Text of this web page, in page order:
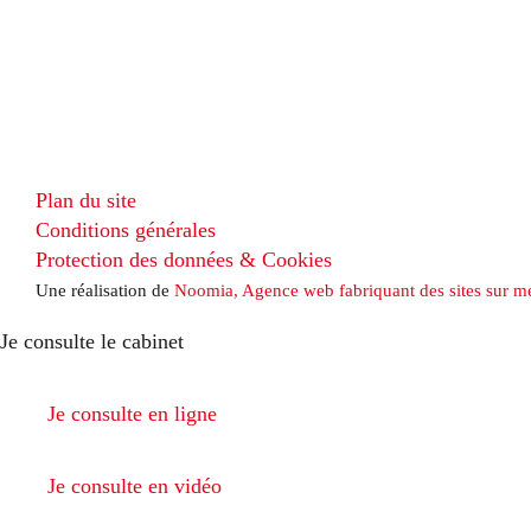
Plan du site
Conditions générales
Protection des données & Cookies
Une réalisation de Noomia, Agence web fabriquant des sites sur
Je consulte le cabinet
Je consulte en ligne
Je consulte en vidéo